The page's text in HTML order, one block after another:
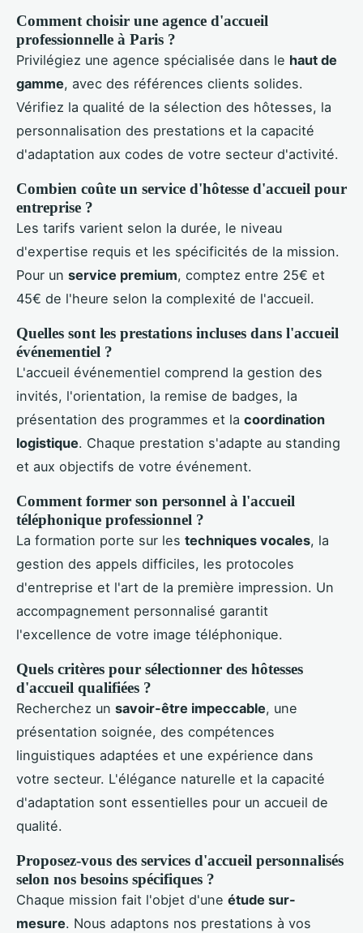
Comment choisir une agence d'accueil
professionnelle à Paris ?
Privilégiez une agence spécialisée dans le haut de
gamme, avec des références clients solides.
Vérifiez la qualité de la sélection des hôtesses, la
personnalisation des prestations et la capacité
d'adaptation aux codes de votre secteur d'activité.
Combien coûte un service d'hôtesse d'accueil pour
entreprise ?
Les tarifs varient selon la durée, le niveau
d'expertise requis et les spécificités de la mission.
Pour un service premium, comptez entre 25€ et
45€ de l'heure selon la complexité de l'accueil.
Quelles sont les prestations incluses dans l'accueil
événementiel ?
L'accueil événementiel comprend la gestion des
invités, l'orientation, la remise de badges, la
présentation des programmes et la coordination
logistique. Chaque prestation s'adapte au standing
et aux objectifs de votre événement.
Comment former son personnel à l'accueil
téléphonique professionnel ?
La formation porte sur les techniques vocales, la
gestion des appels difficiles, les protocoles
d'entreprise et l'art de la première impression. Un
accompagnement personnalisé garantit
l'excellence de votre image téléphonique.
Quels critères pour sélectionner des hôtesses
d'accueil qualifiées ?
Recherchez un savoir-être impeccable, une
présentation soignée, des compétences
linguistiques adaptées et une expérience dans
votre secteur. L'élégance naturelle et la capacité
d'adaptation sont essentielles pour un accueil de
qualité.
Proposez-vous des services d'accueil personnalisés
selon nos besoins spécifiques ?
Chaque mission fait l'objet d'une étude sur-
mesure. Nous adaptons nos prestations à vos